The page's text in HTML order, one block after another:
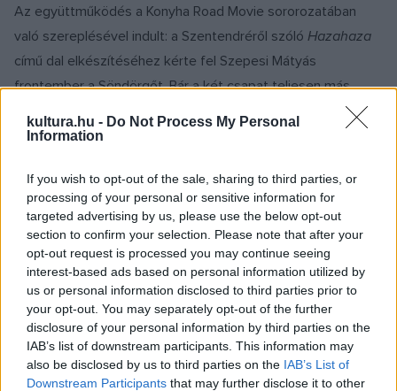
kultura.hu - Do Not Process My Personal
Information
If you wish to opt-out of the sale, sharing to third parties, or
processing of your personal or sensitive information for
targeted advertising by us, please use the below opt-out
section to confirm your selection. Please note that after your
opt-out request is processed you may continue seeing
interest-based ads based on personal information utilized by
us or personal information disclosed to third parties prior to
your opt-out. You may separately opt-out of the further
disclosure of your personal information by third parties on the
IAB’s list of downstream participants. This information may
also be disclosed by us to third parties on the IAB’s List of
Downstream Participants that may further disclose it to other
Az együttműködés a Konyha Road Movie sororozatában
való szereplésével indult: a Szentendréről szóló Hazahaza
című dal elkészítéséhez kérte fel Szepesi Mátyás
frontember a Söndörgőt. Bár a két csapat teljesen más
műfajban utazik, hamar megtalálták a közös hangot, hisz
nagyjából két évtizede együtt indultak el a zenélés útján,
„AHazahazaa mi »így jöttünk« történetünk: ahogy a
filmrendezők előbb-utóbb elmesélik felnőtté válásuk fontos
történéseit és megpróbálják felidézni fiatalkoruk
életérzését, mi is ezt igyekeztünk minél átélhetőbben
összefoglalni ebben a dalban:
azt, ahogy kinyílt a világ, ahogy
felfedeztük a saját szabadságunkat, és